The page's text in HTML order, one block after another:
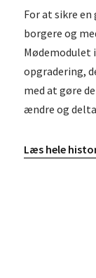
For at sikre
borgere og
Mødemodulet
opgradering,
med at gøre
ændre og
Læs hele